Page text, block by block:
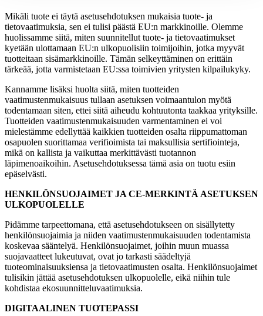
Mikäli tuote ei täytä asetusehdotuksen mukaisia tuote- ja
tietovaatimuksia, sen ei tulisi päästä EU:n markkinoille. Olemme
huolissamme siitä, miten suunnitellut tuote- ja tietovaatimukset
kyetään ulottamaan EU:n ulkopuolisiin toimijoihin, jotka myyvät
tuotteitaan sisämarkkinoille. Tämän selkeyttäminen on erittäin
tärkeää, jotta varmistetaan EU:ssa toimivien yritysten kilpailukyky.
Kannamme lisäksi huolta siitä, miten tuotteiden
vaatimustenmukaisuus tullaan asetuksen voimaantulon myötä
todentamaan siten, ettei siitä aiheudu kohtuutonta taakkaa yrityksille.
Tuotteiden vaatimustenmukaisuuden varmentaminen ei voi
mielestämme edellyttää kaikkien tuotteiden osalta riippumattoman
osapuolen suorittamaa verifioimista tai maksullisia sertifiointeja,
mikä on kallista ja vaikuttaa merkittävästi tuotannon
läpimenoaikoihin. Asetusehdotuksessa tämä asia on tuotu esiin
epäselvästi.
HENKILÖNSUOJAIMET JA CE-MERKINTÄ ASETUKSEN
ULKOPUOLELLE
Pidämme tarpeettomana, että asetusehdotukseen on sisällytetty
henkilönsuojaimia ja niiden vaatimustenmukaisuuden todentamista
koskevaa sääntelyä. Henkilönsuojaimet, joihin muun muassa
suojavaatteet lukeutuvat, ovat jo tarkasti säädeltyjä
tuoteominaisuuksiensa ja tietovaatimusten osalta. Henkilönsuojaimet
tulisikin jättää asetusehdotuksen ulkopuolelle, eikä niihin tule
kohdistaa ekosuunnitteluvaatimuksia.
DIGITAALINEN TUOTEPASSI